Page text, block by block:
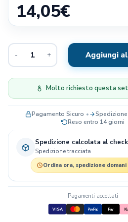
Exclusion
Terra Canis
Baldecchi
JRS- PET CARE
Savic
Blue Sky Clayworks
14,05€
- + Aggiungi
Molto richiesto questa
Pagamento Sicuro
Reso entro 14 giorni
Spedizione calcolata al
Spedizione tracciata
Ordina ora, spedizione
Pagamenti accettati
VISA PayPal Pay